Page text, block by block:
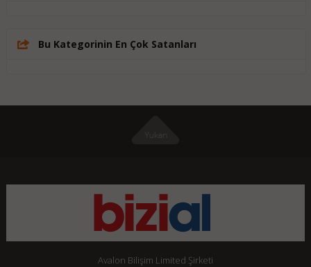
Bu Kategorinin En Çok Satanları
Avalon Bilişim Limited Şirketi